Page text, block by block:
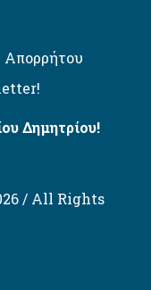
Απορρήτου
Δημητρίου!
/ All Rights